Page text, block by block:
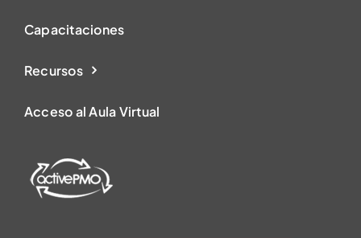
Capacitaciones
Recursos
Acceso al Aula Virtual